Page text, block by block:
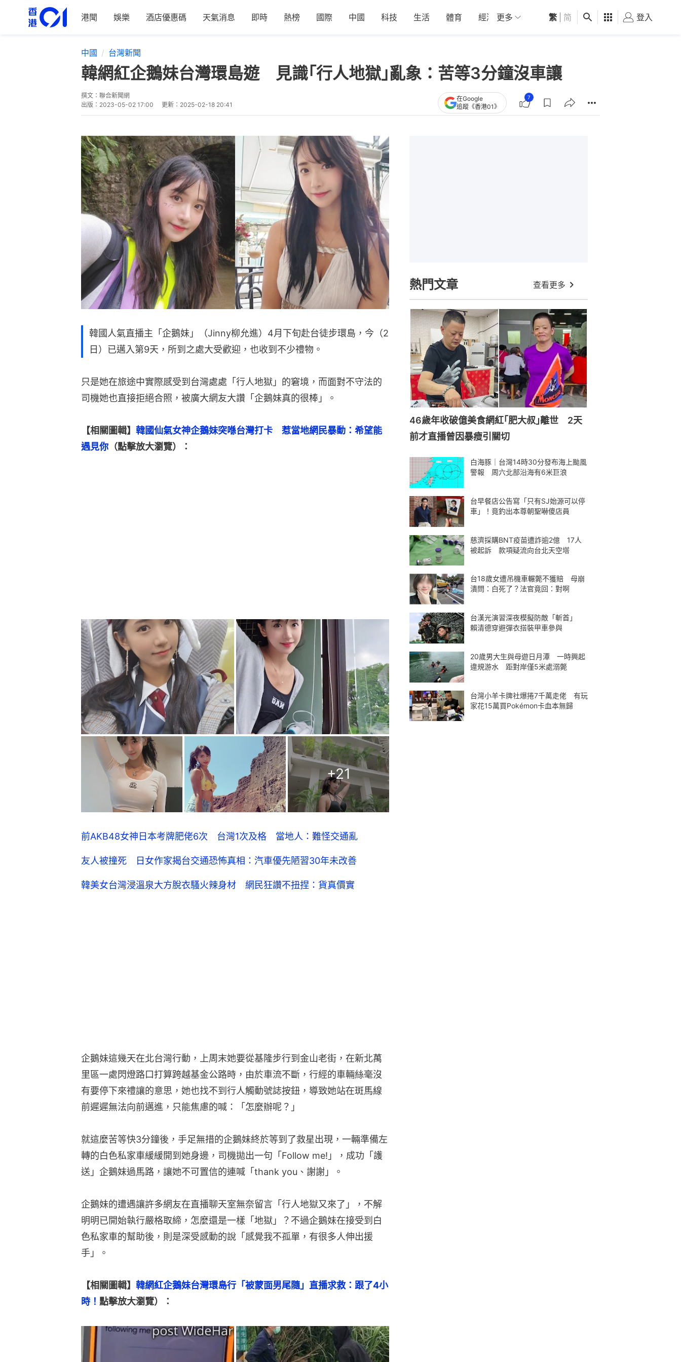
港聞 娛樂 酒店優惠碼 天氣消息 即時 熱榜 國際 中國 科技 生活 體育 經濟 01深圳 觀點 健康 好食玩飛
更多 繁 简 登入
中國 台灣新聞
韓網紅企鵝妹台灣環島遊 見識｢行人地獄｣亂象：苦等3分鐘沒車讓
撰文： 聯合新聞網
出版： 2023-05-02 17:00 更新： 2025-02-18 20:41
在Google
追蹤《香港01》
7
韓國人氣直播主「企鵝妹」（Jinny柳允進）4月下旬赴台徒步環島，今（2
日）已邁入第9天，所到之處大受歡迎，也收到不少禮物。
只是她在旅途中實際感受到台灣處處「行人地獄」的窘境，而面對不守法的
司機她也直接拒絕合照，被廣大網友大讚「企鵝妹真的很棒」。
【相關圖輯】 韓國仙氣女神企鵝妹突喺台灣打卡　惹當地網民暴動：希望能
遇見你 （點擊放大瀏覽）：
+21
前AKB48女神日本考牌肥佬6次 台灣1次及格 當地人：難怪交通亂
友人被撞死 日女作家揭台交通恐怖真相：汽車優先陋習30年未改善
韓美女台灣浸溫泉大方脫衣騷火辣身材 網民狂讚不扭捏：貨真價實
企鵝妹這幾天在北台灣行動，上周末她要從基隆步行到金山老街，在新北萬
里區一處閃燈路口打算跨越基金公路時，由於車流不斷，行經的車輛絲毫沒
有要停下來禮讓的意思，她也找不到行人觸動號誌按鈕，導致她站在斑馬線
前遲遲無法向前邁進，只能焦慮的喊：「怎麼辦呢？」
就這麼苦等快3分鐘後，手足無措的企鵝妹終於等到了救星出現，一輛準備左
轉的白色私家車緩緩開到她身邊，司機拋出一句「Follow me!」，成功「護
送」企鵝妹過馬路，讓她不可置信的連喊「thank you、謝謝」。
企鵝妹的遭遇讓許多網友在直播聊天室無奈留言「行人地獄又來了」，不解
明明已開始執行嚴格取締，怎麼還是一樣「地獄」？不過企鵝妹在接受到白
色私家車的幫助後，則是深受感動的說「感覺我不孤單，有很多人伸出援
手」。
【相關圖輯】 韓網紅企鵝妹台灣環島行「被蒙面男尾隨」直播求救：跟了4小
時！ 點擊放大瀏覽）：
熱門文章 查看更多
46歲年收破億美食網紅｢肥大叔｣離世 2天
前才直播曾因暴瘦引關切
白海豚｜台灣14時30分發布海上颱風
警報 周六北部沿海有6米巨浪
台早餐店公告寫「只有SJ始源可以停
車」！竟釣出本尊朝聖嚇傻店員
慈濟採購BNT疫苗遭詐逾2億 17人
被起訴 款項疑流向台北天空塔
台18歲女遭吊機車輾斃不獲賠 母崩
潰問：白死了？法官竟回：對啊
台漢光演習深夜模擬防敵「斬首」
賴清德穿避彈衣搭裝甲車參與
20歲男大生與母遊日月潭 一時興起
違規游水 距對岸僅5米處溺斃
台灣小羊卡牌社爆捲7千萬走佬 有玩
家花15萬買Pokémon卡血本無歸